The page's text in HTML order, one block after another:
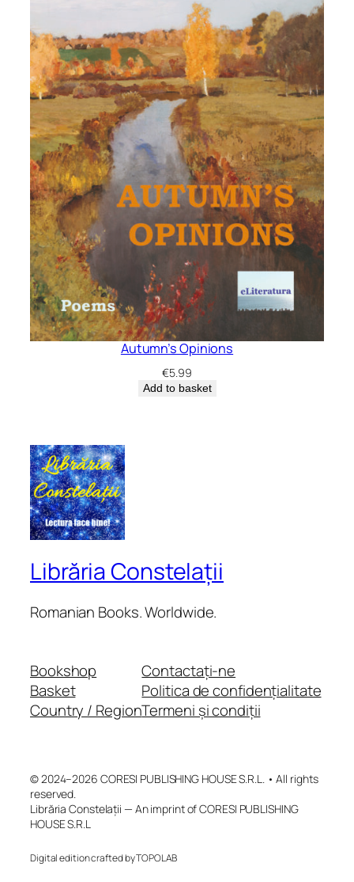
Autumn’s Opinions
€5.99
Add to basket
Librăria Constelații
Romanian Books. Worldwide.
Bookshop
Basket
Country / Region
Contactați-ne
Politica de confidențialitate
Termeni și condiții
© 2024–2026 CORESI PUBLISHING HOUSE S.R.L. • All rights
reserved.
Librăria Constelații — An imprint of CORESI PUBLISHING
HOUSE S.R.L
Digital edition crafted by TOPOLAB